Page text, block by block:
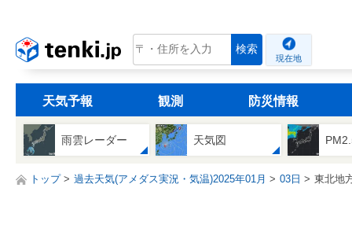
tenki.jp 検索
現在地
天気予報 観測 防災情報
雨雲レーダー 天気図
トップ 過去天気(アメダス実況・気温)2025年01月 03日 東北地